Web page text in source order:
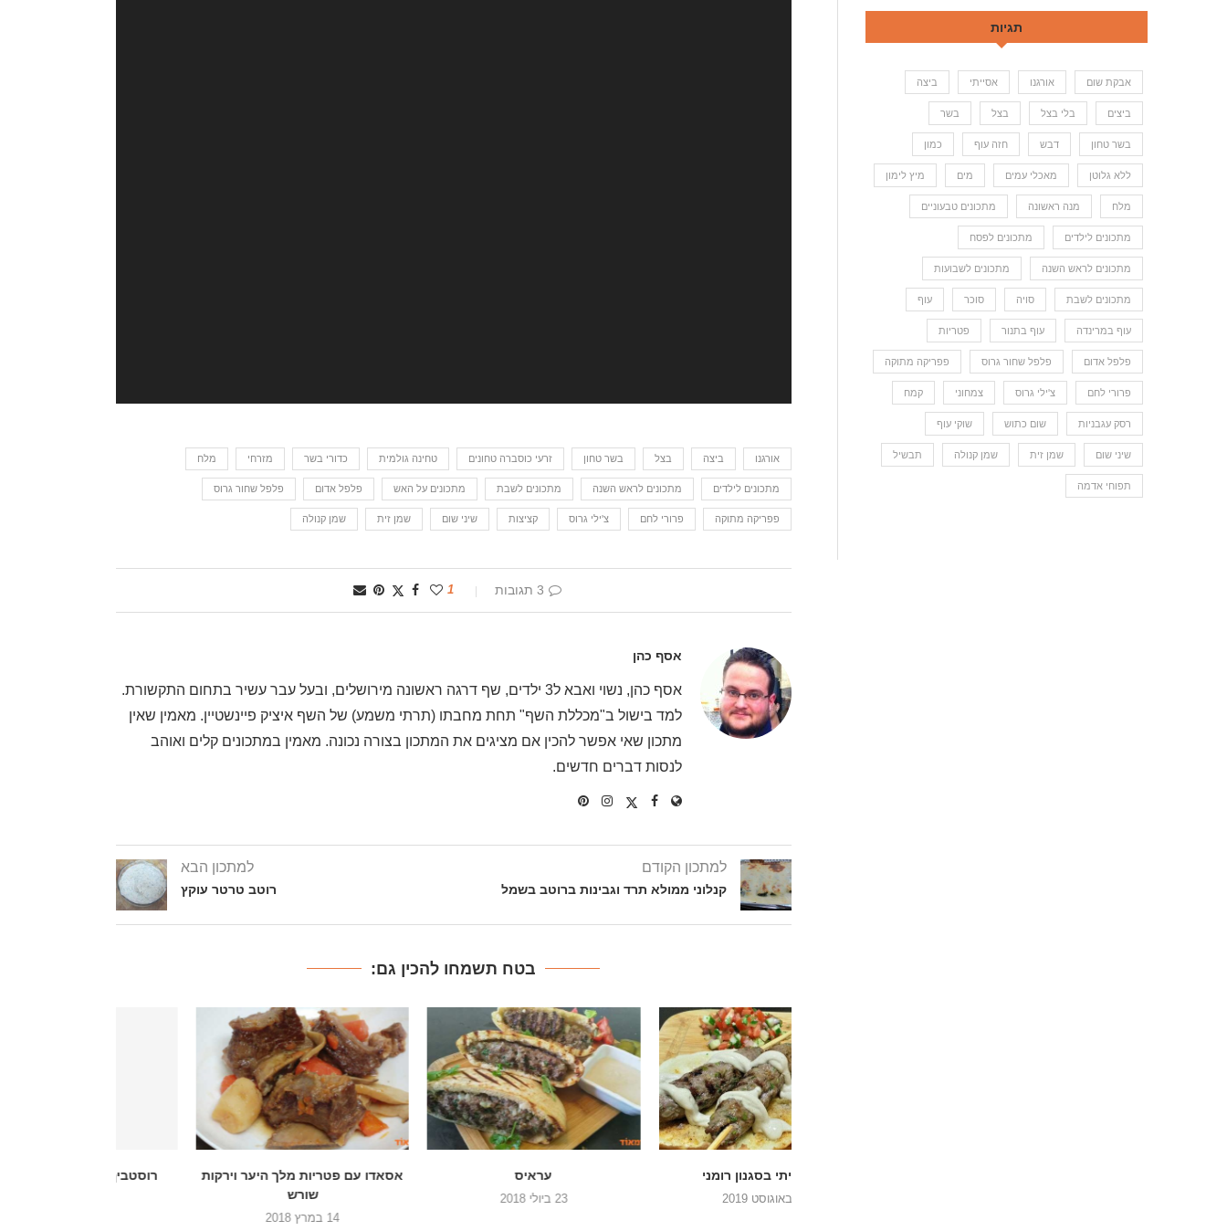
אורגנו ביצה בצל בשר טחון זרעי כוסברה טחונים טחינה גולמית כדורי בשר מזרחי מלח
מתכונים לילדים מתכונים לראש השנה מתכונים לשבת מתכונים על האש פלפל אדום פלפל שחור גרוס
פפריקה מתוקה פרורי לחם צ'ילי גרוס קציצות שיני שום שמן זית שמן קנולה
3 תגובות 1
אסף כהן
אסף כהן, נשוי ואבא ל3 ילדים, שף דרגה ראשונה מירושלים, ובעל עבר עשיר בתחום התקשורת.
למד בישול ב"מכללת השף" תחת מחבתו (תרתי משמע) של השף איציק פיינשטיין. מאמין שאין
מתכון שאי אפשר להכין אם מציגים את המתכון בצורה נכונה. מאמין במתכונים קלים ואוהב
לנסות דברים חדשים.
למתכון הקודם
קנלוני ממולא תרד וגבינות ברוטב בשמל
למתכון הבא
רוטב טרטר עוקץ
בטח תשמחו להכין גם:
עראיס
אסאדו עם פטריות מלך היער וירקות
רוסטביף במעטפת חרדל ודבש
תגיות
אבקת שום אורגנו אסייתי ביצה
ביצים בלי בצל בצל בשר
בשר טחון דבש חזה עוף כמון
ללא גלוטן מאכלי עמים מים מיץ לימון
מלח מנה ראשונה מתכונים טבעוניים
מתכונים לילדים מתכונים לפסח
מתכונים לראש השנה מתכונים לשבועות
מתכונים לשבת סויה סוכר עוף
עוף במרינדה עוף בתנור פטריות
פלפל אדום פלפל שחור גרוס פפריקה מתוקה
פרורי לחם צ'ילי גרוס צמחוני קמח
רסק עגבניות שום כתוש שוקי עוף
שיני שום שמן זית שמן קנולה תבשיל
תפוחי אדמה